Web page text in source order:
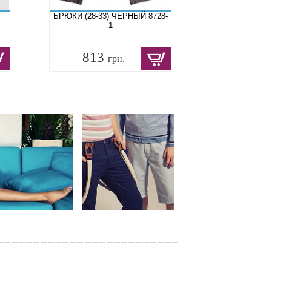
БРЮКИ (28-33) ЧЕРНЫЙ 8728-
1
813 грн.